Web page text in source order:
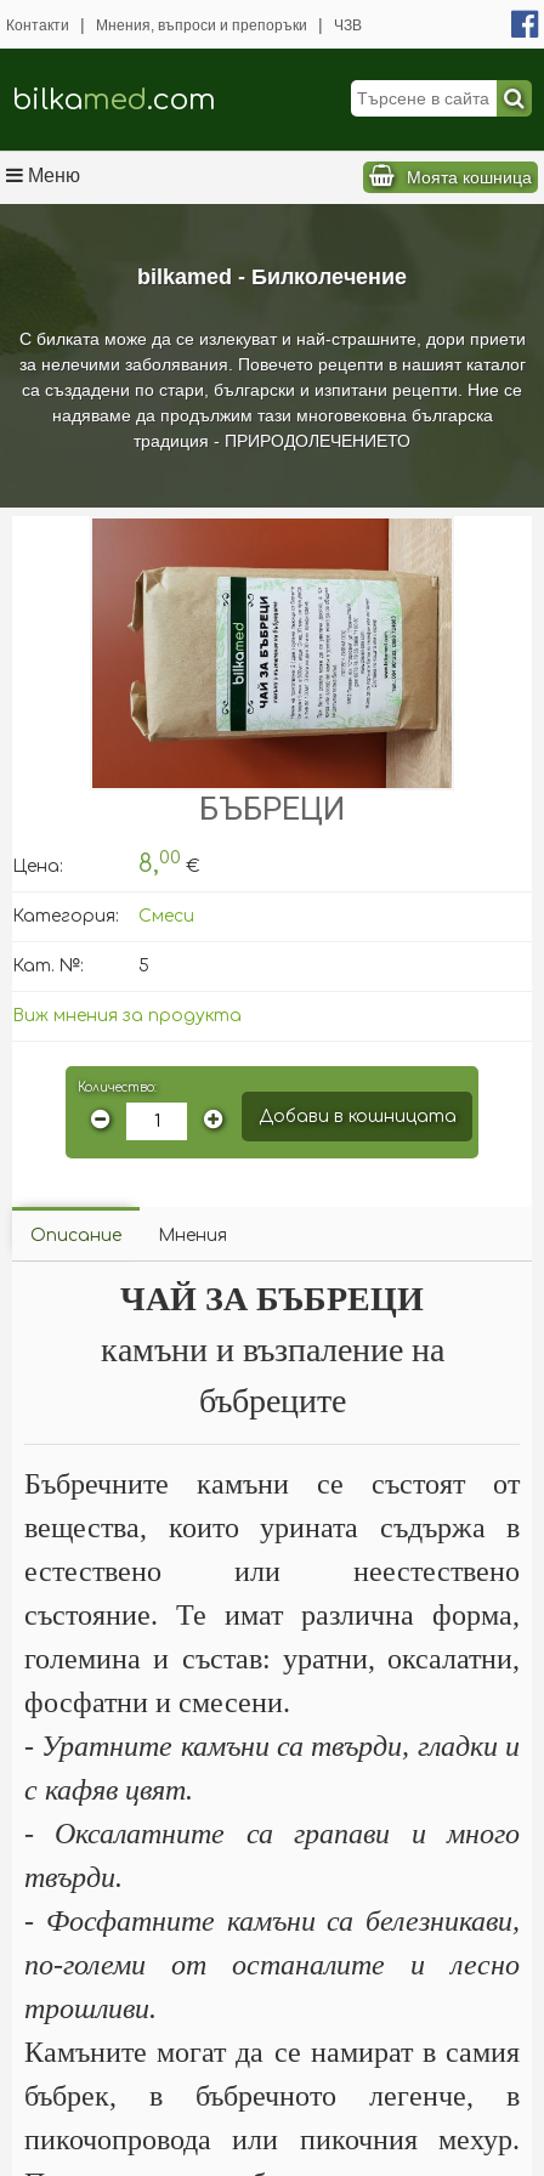
bilkamed - Билколечение
С билката може да се излекуват и най-страшните, дори приети
за нелечими заболявания. Повечето рецепти в нашият каталог
са създадени по стари, български и изпитани рецепти. Ние се
надяваме да продължим тази многовековна българска
традиция - ПРИРОДОЛЕЧЕНИЕТО
Контакти | Мнения, въпроси и препоръки | ЧЗВ
bilkamed.com
Меню Моята кошница
БЪБРЕЦИ
Цена: 8,00 €
Категория: Смеси
Кат. №: 5
Виж мнения за продукта
Количество:
Добави в кошницата
Описание Мнения
ЧАЙ ЗА БЪБРЕЦИ
камъни и възпаление на
бъбреците
Бъбречните камъни се състоят от
вещества, които урината съдържа в
естествено или неестествено
състояние. Те имат различна форма,
големина и състав: уратни, оксалатни,
фосфатни и смесени.
- Уратните камъни са твърди, гладки и
с кафяв цвят.
- Оксалатните са грапави и много
твърди.
- Фосфатните камъни са белезникави,
по-големи от останалите и лесно
трошливи.
Камъните могат да се намират в самия
бъбрек, в бъбречното легенче, в
пикочопровода или пикочния мехур.